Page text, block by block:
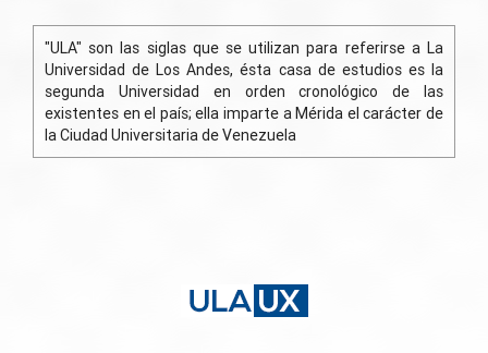
"ULA" son las siglas que se utilizan para referirse a La
Universidad de Los Andes, ésta casa de estudios es la
segunda Universidad en orden cronológico de las
existentes en el país; ella imparte a Mérida el carácter de
la Ciudad Universitaria de Venezuela